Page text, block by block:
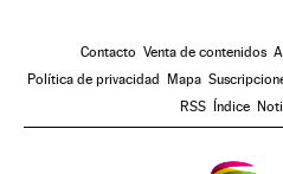
Contacto Venta de contenidos
Política de privacidad
Mapa
RSS
Índice